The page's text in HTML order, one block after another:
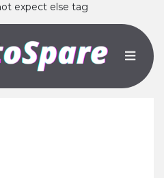
expect else tag